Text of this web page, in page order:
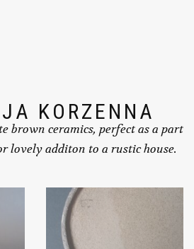
KORZENNA
brown ceramics, perfect as a part
lovely additon to a rustic house.